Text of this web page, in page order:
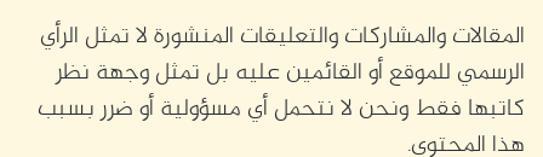
المقالات والمشاركات والتعليقات المنشورة لا تمثل الرأي
الرسمي للموقع أو القائمين عليه بل تمثل وجهة نظر
كاتبها فقط ونحن لا نتحمل أي مسؤولية أو ضرر بسبب
هذا المحتوى.